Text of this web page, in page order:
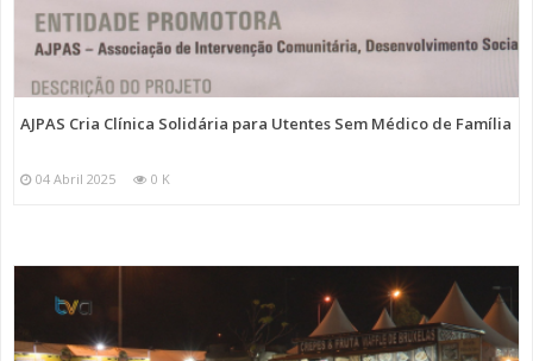
AJPAS Cria Clínica Solidária para Utentes Sem Médico de Família
04 Abril 2025 0 K